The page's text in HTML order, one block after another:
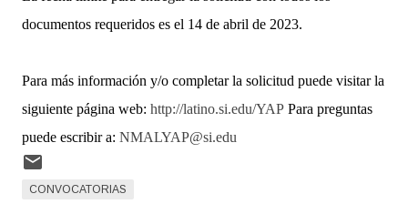
documentos requeridos es el 14 de abril de 2023.
Para más información y/o completar la solicitud puede visitar la
siguiente página web: http://latino.si.edu/YAP Para preguntas
puede escribir a: NMALYAP@si.edu
CONVOCATORIAS